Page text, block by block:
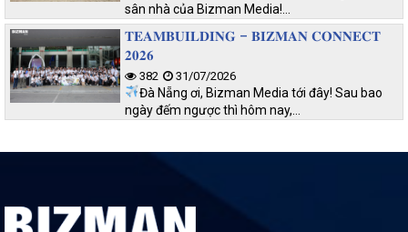
sân nhà của Bizman Media!…
𝐓𝐄𝐀𝐌𝐁𝐔𝐈𝐋𝐃𝐈𝐍𝐆 – 𝐁𝐈𝐙𝐌𝐀𝐍 𝐂𝐎𝐍𝐍𝐄𝐂𝐓
𝟐𝟎𝟐𝟔
382 31/07/2026
Đà Nẵng ơi, Bizman Media tới đây! Sau bao
ngày đếm ngược thì hôm nay,…